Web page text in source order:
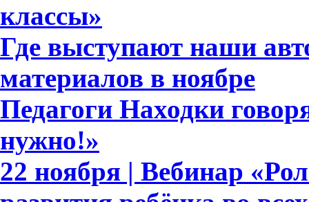
классы»
Где выступают наши
материалов в ноябре
Педагоги Находки
нужно!»
22 ноября | Вебинар